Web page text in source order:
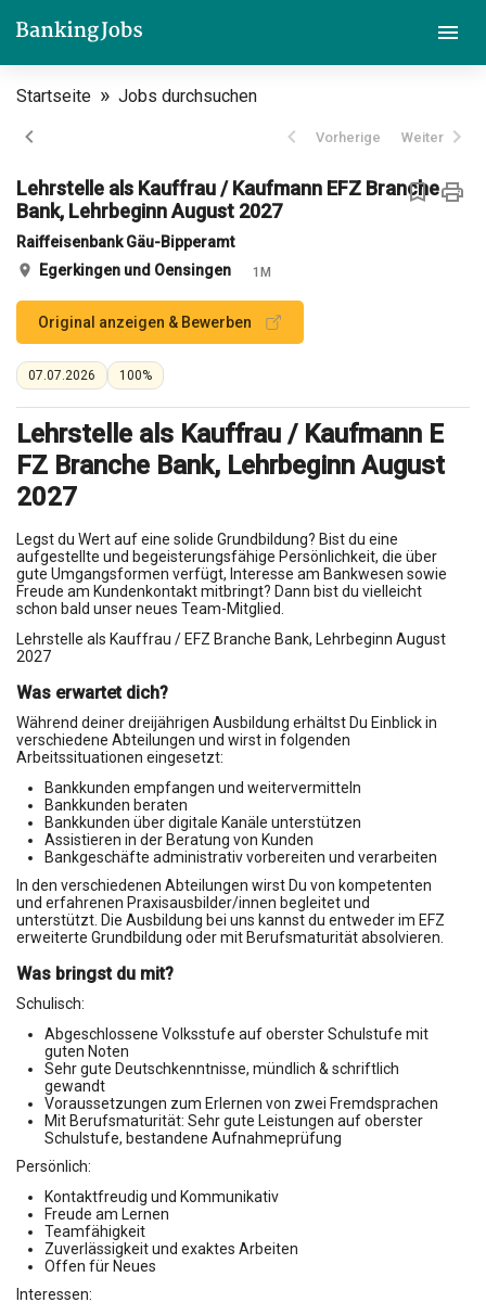
Startseite Jobs durchsuchen
Vorherige Weiter
Lehrstelle als Kauffrau / Kaufmann EFZ Branche
Bank, Lehrbeginn August 2027
Raiffeisenbank Gäu-Bipperamt
Egerkingen und Oensingen
1M
Original anzeigen & Bewerben
07.07.2026 100%
Lehrstelle als Kauffrau / Kaufmann E
FZ Branche Bank, Lehrbeginn August
2027
Legst du Wert auf eine solide Grundbildung? Bist du eine
aufgestellte und begeisterungsfähige Persönlichkeit, die über
gute Umgangsformen verfügt, Interesse am Bankwesen sowie
Freude am Kundenkontakt mitbringt? Dann bist du vielleicht
schon bald unser neues Team-Mitglied.
Lehrstelle als Kauffrau / EFZ Branche Bank, Lehrbeginn August
2027
Was erwartet dich?
Während deiner dreijährigen Ausbildung erhältst Du Einblick in
verschiedene Abteilungen und wirst in folgenden
Arbeitssituationen eingesetzt:
Bankkunden empfangen und weitervermitteln
Bankkunden beraten
Bankkunden über digitale Kanäle unterstützen
Assistieren in der Beratung von Kunden
Bankgeschäfte administrativ vorbereiten und verarbeiten
In den verschiedenen Abteilungen wirst Du von kompetenten
und erfahrenen Praxisausbilder/innen begleitet und
unterstützt. Die Ausbildung bei uns kannst du entweder im EFZ
erweiterte Grundbildung oder mit Berufsmaturität absolvieren.
Was bringst du mit?
Schulisch:
Abgeschlossene Volksstufe auf oberster Schulstufe mit
guten Noten
Sehr gute Deutschkenntnisse, mündlich & schriftlich
gewandt
Voraussetzungen zum Erlernen von zwei Fremdsprachen
Mit Berufsmaturität: Sehr gute Leistungen auf oberster
Schulstufe, bestandene Aufnahmeprüfung
Persönlich:
Kontaktfreudig und Kommunikativ
Freude am Lernen
Teamfähigkeit
Zuverlässigkeit und exaktes Arbeiten
Offen für Neues
Interessen: